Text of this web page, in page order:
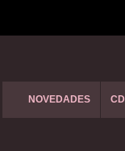
NOVEDADES